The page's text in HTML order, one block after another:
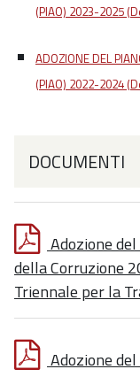
(PIAO) 2023-2025
ADOZIONE DEL
(PIAO) 2022-2024
DOCUMENTI
Adozione
della Corruzione
Triennale per la
Adozione